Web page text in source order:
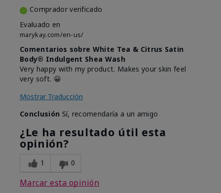
Comprador verificado
Evaluado en
marykay.com/en-us/
Comentarios sobre White Tea & Citrus Satin
Body® Indulgent Shea Wash
Very happy with my product. Makes your skin feel
very soft. 😀
Mostrar Traducción
Conclusión Sí, recomendaría a un amigo
¿Le ha resultado útil esta
opinión?
1 0
Marcar esta opinión